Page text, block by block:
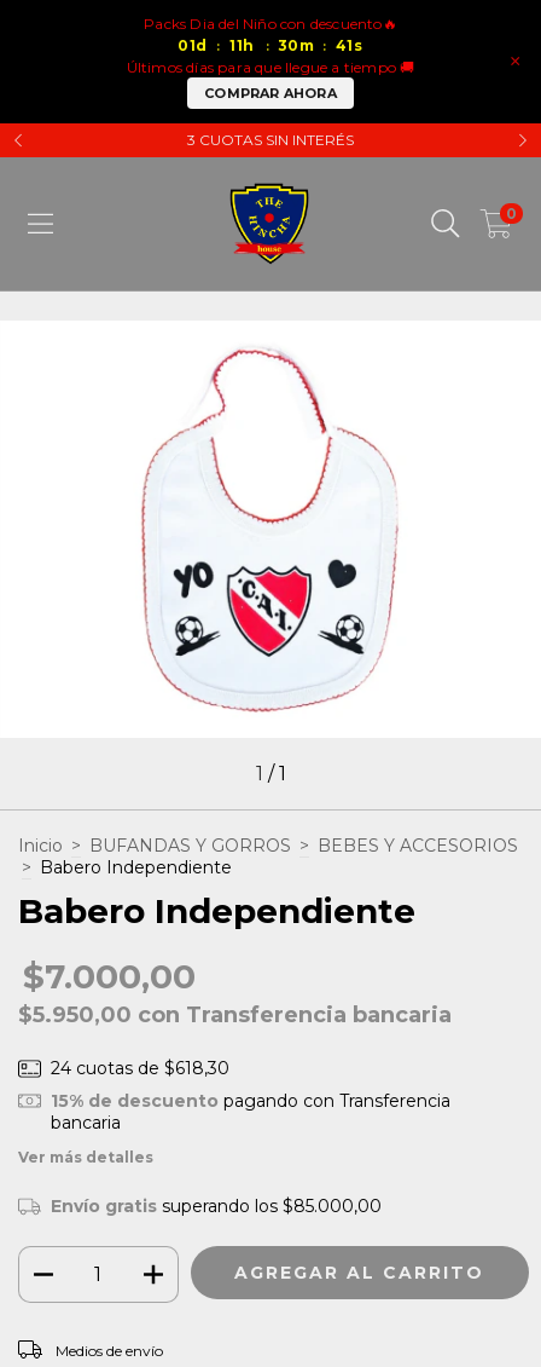
×
Packs Dia del Niño con descuento🔥
01d : 11 h : 30 m : 41 s
Últimos días para que llegue a tiempo 🚚
COMPRAR AHORA
3 CUOTAS SIN INTERÉS
0
1 /1
Inicio > BUFANDAS Y GORROS > BEBES Y ACCESORIOS
> Babero Independiente
Babero Independiente
$7.000,00
$5.950,00 con Transferencia bancaria
24 cuotas de $618,30
15% de descuento pagando con Transferencia
bancaria
Ver más detalles
Envío gratis superando los $85.000,00
Entregas para el CP:
Medios de envío